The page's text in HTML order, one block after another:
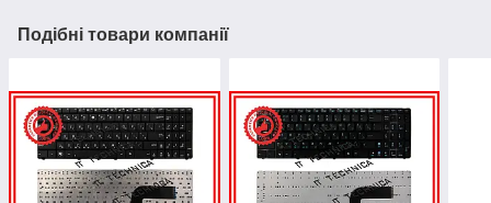
Подібні товари компанії